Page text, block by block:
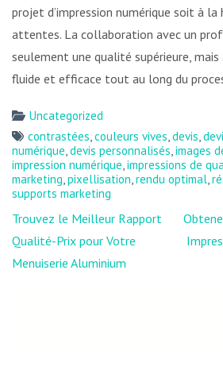
projet d’impression numérique soit à la
attentes. La collaboration avec un
seulement une qualité supérieure, mais
fluide et efficace tout au long du
Uncategorized
contrastées,couleurs vives,devis,
numérique,devis personnalisés,images
impression numérique,impressions de
marketing,pixellisation,rendu optimal,
supports marketing
Navigation
de
l’article
Trouvez le Meilleur Rapport
Qualité-Prix pour Votre
Menuiserie Aluminium